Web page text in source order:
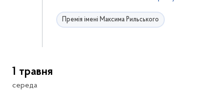
Премія імені Максима Рильського
1 травня
середа